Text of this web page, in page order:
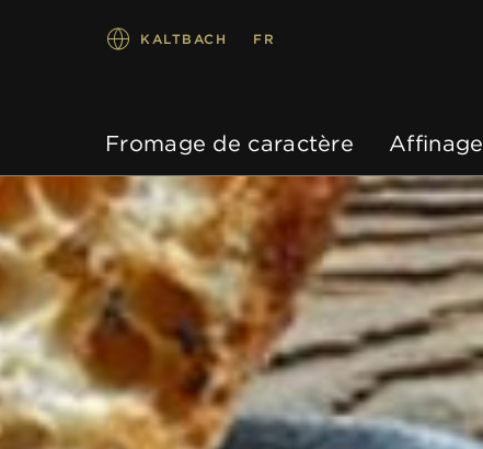
Fromage de caractère Affinage
KALTBACH FR